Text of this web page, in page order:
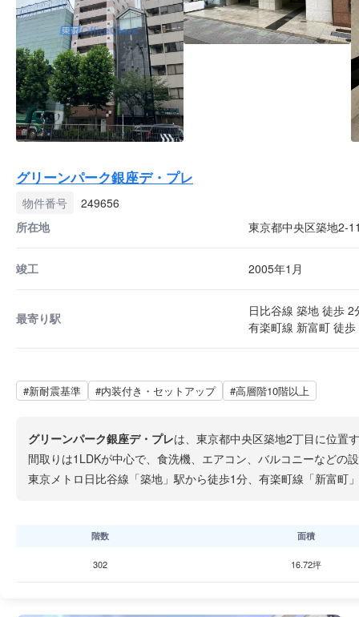
グリーンパーク銀座デ・プレ
物件番号
249656
所在地
東京都中央区築地2-
竣工 2005年1月
最寄り駅
日比谷線 築地 徒歩 2
有楽町線 新富町 徒歩
#新耐震基準 #内装付き・セットアップ #高層階10階以上
グリーンパーク銀座デ・プレは、東京都中央区築地2丁目に位置
間取りは1LDKが中心で、食洗機、エアコン、バルコニーなどの
東京メトロ日比谷線「築地」駅から徒歩1分、有楽町線「新富町
階数 面積
302 16.72坪